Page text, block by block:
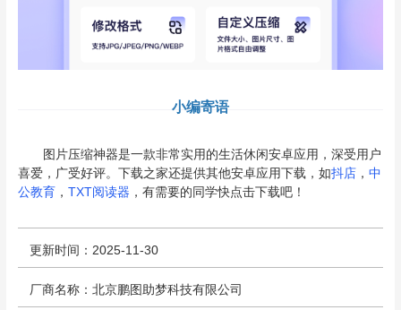
小编寄语
图片压缩神器是一款非常实用的生活休闲安卓应用，深受用户
喜爱，广受好评。下载之家还提供其他安卓应用下载，如抖店， 中
公教育， TXT阅读器 ，有需要的同学快点击下载吧！
更新时间：2025-11-30
厂商名称：北京鹏图助梦科技有限公司